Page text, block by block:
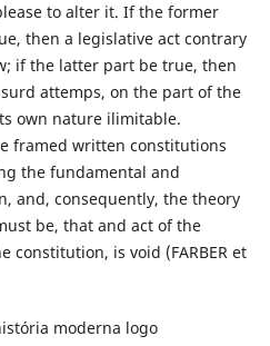
to alter it. If the former
then a legislative act contrary
if the latter part be true, then
attemps, on the part of the
own nature ilimitable.
framed written constitutions
the fundamental and
and, consequently, the theory
be, that and act of the
is void (FARBER et
moderna logo